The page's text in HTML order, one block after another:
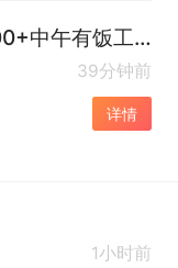
熟练缝纫工包边工（5000-8000+中午有饭工序简单）
39分钟前
详情
1小时前